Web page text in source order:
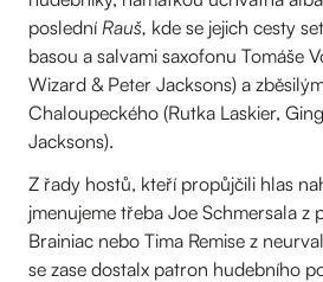
poslední Rauš, kde se jejich cesty
basou a salvami saxofonu Tomáše
Wizard & Peter Jacksons) a
Chaloupeckého (Rutka Laskier,
Jacksons).
Z řady hostů, kteří propůjčili hlas
jmenujeme třeba Joe Schmersala z
Brainiac nebo Tima Remise z
se zase dostalx patron hudebního